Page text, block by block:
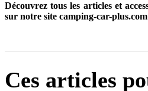
Découvrez tous les articles et
sur notre site camping-car-plus.com
Ces articles